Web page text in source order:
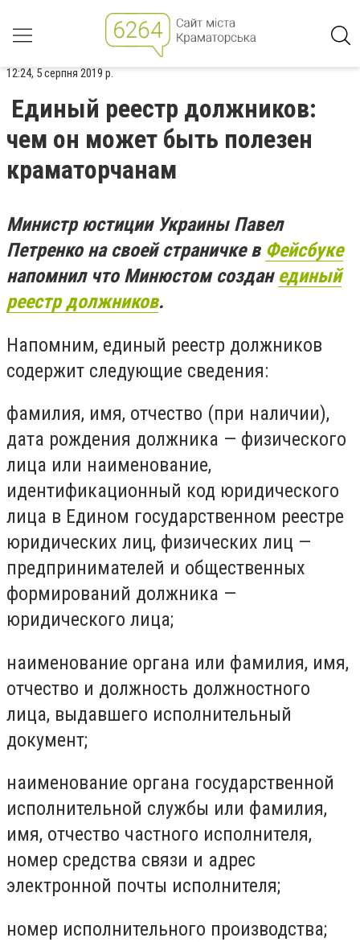
12:24, 5 серпня 2019 р.
Единый реестр должников:
чем он может быть полезен
краматорчанам
Министр юстиции Украины Павел
Петренко на своей страничке в Фейсбуке
напомнил что Минюстом создан единый
реестр должников.
Напомним, единый реестр должников
содержит следующие сведения:
фамилия, имя, отчество (при наличии),
дата рождения должника — физического
лица или наименование,
идентификационный код юридического
лица в Едином государственном реестре
юридических лиц, физических лиц —
предпринимателей и общественных
формирований должника —
юридического лица;
наименование органа или фамилия, имя,
отчество и должность должностного
лица, выдавшего исполнительный
документ;
наименование органа государственной
исполнительной службы или фамилия,
имя, отчество частного исполнителя,
номер средства связи и адрес
электронной почты исполнителя;
номер исполнительного производства;